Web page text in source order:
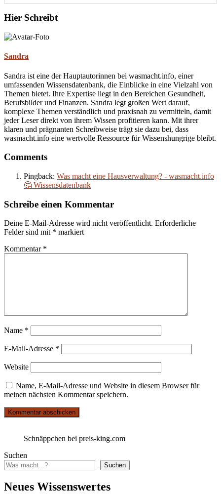
Hier Schreibt
Sandra
Sandra ist eine der Hauptautorinnen bei wasmacht.info, einer
umfassenden Wissensdatenbank, die Einblicke in eine Vielzahl von
Themen bietet. Ihre Expertise liegt in den Bereichen Gesundheit,
Berufsbilder und Finanzen. Sandra legt großen Wert darauf,
komplexe Themen verständlich und praxisnah zu vermitteln, damit
jeder Leser direkt von ihrem Wissen profitieren kann. Mit ihrer
klaren und prägnanten Schreibweise trägt sie dazu bei, dass
wasmacht.info eine wertvolle Ressource für Wissenshungrige bleibt.
Comments
Pingback: Was macht eine Hausverwaltung? - wasmacht.info
🤔 Wissensdatenbank
Schreibe einen Kommentar
Deine E-Mail-Adresse wird nicht veröffentlicht. Erforderliche
Felder sind mit * markiert
Kommentar *
Name *
E-Mail-Adresse *
Website
Name, E-Mail-Adresse und Website in diesem Browser für
meinen nächsten Kommentar speichern.
Schnäppchen bei preis-king.com
Suchen
Suchen
Neues Wissenswertes